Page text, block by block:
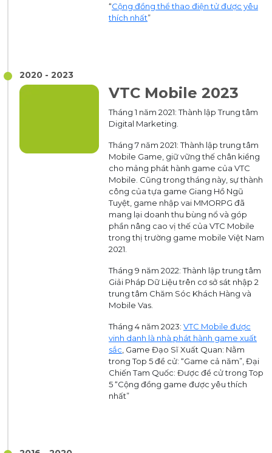
“Cộng đồng thể thao điện tử được yêu
thích nhất”
2020 - 2023
VTC Mobile 2023
Tháng 1 năm 2021: Thành lập Trung tâm
Digital Marketing.
Tháng 7 năm 2021: Thành lập trung tâm
Mobile Game, giữ vững thế chân kiềng
cho mảng phát hành game của VTC
Mobile. Cũng trong tháng này, sự thành
công của tựa game Giang Hồ Ngũ
Tuyệt, game nhập vai MMORPG đã
mang lại doanh thu bùng nổ và góp
phần nâng cao vị thế của VTC Mobile
trong thị trường game mobile Việt Nam
2021.
Tháng 9 năm 2022: Thành lập trung tâm
Giải Pháp Dữ Liệu trên cơ sở sát nhập 2
trung tâm Chăm Sóc Khách Hàng và
Mobile Vas.
Tháng 4 năm 2023: VTC Mobile được
vinh danh là nhà phát hành game xuất
sắc , Game Đạo Sĩ Xuất Quan: Nằm
trong Top 5 đề cử: “Game cả năm”, Đại
Chiến Tam Quốc: Được đề cử trong Top
5 “Cộng đồng game được yêu thích
nhất”